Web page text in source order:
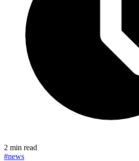
2 min read
#news